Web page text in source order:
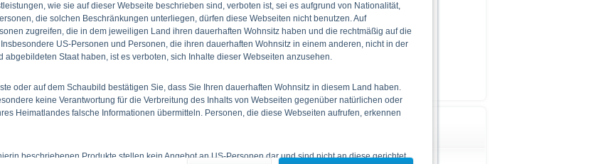
EUR/CHF
Cash
15.04.2026
07.08.2026
wie sie auf dieser Webseite beschrieben sind, verboten ist, sei es aufgrund von Nationalität,
die solchen Beschränkungen unterliegen, dürfen diese Webseiten nicht benutzen. Auf
zugreifen, die in dem jeweiligen Land ihren dauerhaften Wohnsitz haben und die rechtmäßig auf die
US-Personen und Personen, die ihren dauerhaften Wohnsitz in einem anderen, nicht in der
abgebildeten Staat haben, ist es verboten, sich Inhalte dieser Webseiten anzusehen.
oder auf dem Schaubild bestätigen Sie, dass Sie Ihren dauerhaften Wohnsitz in diesem Land haben.
keine Verantwortung für die Verbreitung des Inhalts von Webseiten gegenüber natürlichen oder
Heimatlandes falsche Informationen übermitteln. Personen, die diese Webseiten aufrufen, erkennen
beschriebenen Produkte stellen kein Angebot an US-Personen dar und sind nicht an diese gerichtet.